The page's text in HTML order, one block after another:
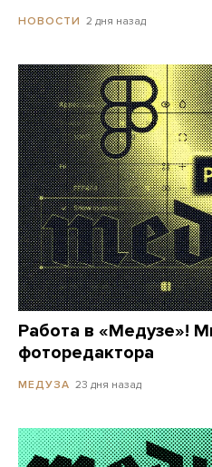
НОВОСТИ 2 дня назад
Работа в «Медузе»!
фоторедактора
МЕДУЗА 23 дня назад